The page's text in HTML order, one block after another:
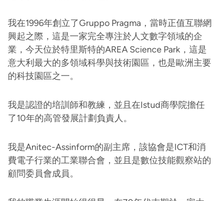
我在1996年創立了Gruppo Pragma，當時正值互聯網
興起之際，這是一家完全專注於人文數字領域的企
業，今天位於特里斯特的AREA Science Park，這是
意大利最大的多領域科學與技術園區，也是歐洲主要
的科技園區之一。
我是認證的培訓師和教練，並且在Istud商學院擔任
了10年的高管發展計劃負責人。
我是Anitec-Assinform的副主席，該協會是ICT和消
費電子行業的工業聯合會，並且是數位技能觀察站的
顧問委員會成員。